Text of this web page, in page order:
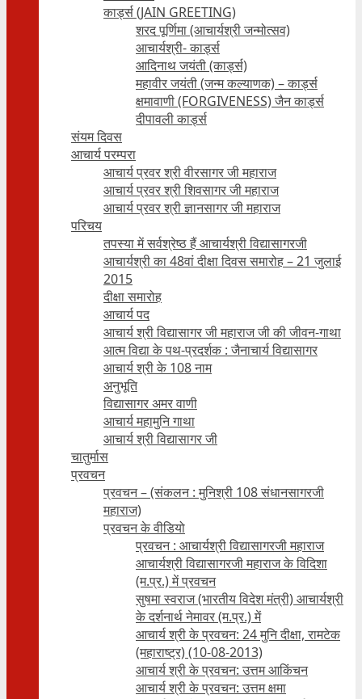
कार्ड्स (JAIN GREETING)
शरद पूर्णिमा (आचार्यश्री जन्मोत्सव)
आचार्यश्री- कार्ड्स
आदिनाथ जयंती (कार्ड्स)
महावीर जयंती (जन्म कल्याणक) – कार्ड्स
क्षमावाणी (FORGIVENESS) जैन कार्ड्स
दीपावली कार्ड्स
संयम दिवस
आचार्य परम्परा
आचार्य प्रवर श्री वीरसागर जी महाराज
आचार्य प्रवर श्री शिवसागर जी महाराज
आचार्य प्रवर श्री ज्ञानसागर जी महाराज
परिचय
तपस्या में सर्वश्रेष्ठ हैं आचार्यश्री विद्यासागरजी
आचार्यश्री का 48वां दीक्षा दिवस समारोह – 21 जुलाई
2015
दीक्षा समारोह
आचार्य पद
आचार्य श्री विद्यासागर जी महाराज जी की जीवन-गाथा
आत्म विद्या के पथ-प्रदर्शक : जैनाचार्य विद्यासागर
आचार्य श्री के 108 नाम
अनुभूति
विद्यासागर अमर वाणी
आचार्य महामुनि गाथा
आचार्य श्री विद्यासागर जी
चातुर्मास
प्रवचन
प्रवचन – (संकलन : मुनिश्री 108 संधानसागरजी
महाराज)
प्रवचन के वीडियो
प्रवचन : आचार्यश्री ‍विद्यासागरजी महाराज
आचार्यश्री विद्यासागरजी महाराज के विदिशा
(म.प्र.) में प्रवचन
सुषमा स्वराज (भारतीय विदेश मंत्री) आचार्यश्री
के दर्शनार्थ नेमावर (म.प्र.) में
आचार्य श्री के प्रवचन: 24 मुनि दीक्षा, रामटेक
(महाराष्ट्र) (10-08-2013)
आचार्य श्री के प्रवचन: उत्तम आकिंचन
आचार्य श्री के प्रवचन: उत्तम क्षमा